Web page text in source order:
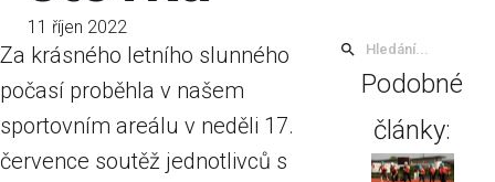
11 říjen 2022
Za krásného letního slunného
počasí proběhla v našem
sportovním areálu v neděli 17.
července soutěž jednotlivců s
Podobné
články: